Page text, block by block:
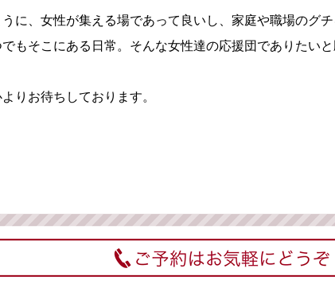
に、女性が集える場であって良いし、家庭や職場のグ
もそこにある日常。そんな女性達の応援団でありたいと
りお待ちしております。